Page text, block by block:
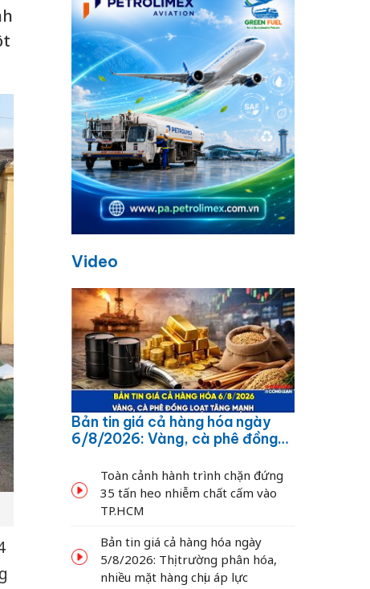
Video
Bản tin giá cả hàng hóa ngày
6/8/2026: Vàng, cà phê đồng
Toàn cảnh hành trình chặn đứng
35 tấn heo nhiễm chất cấm vào
TP.HCM
Bản tin giá cả hàng hóa ngày
5/8/2026: Thị trường phân hóa,
nhiều mặt hàng chịu áp lực